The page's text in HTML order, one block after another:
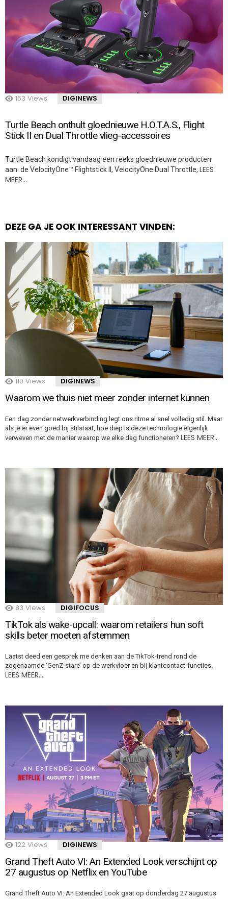
153 Views DIGINEWS
Turtle Beach onthult gloednieuwe H.O.T.A.S., Flight
Stick II en Dual Throttle vlieg-accessoires
Turtle Beach kondigt vandaag een reeks gloednieuwe producten
aan: de VelocityOne™ Flightstick II, VelocityOne Dual Throttle, LEES
MEER…
DEZE GA JE OOK INTERESSANT VINDEN:
110 Views DIGINEWS
Waarom we thuis niet meer zonder internet kunnen
Een dag zonder netwerkverbinding legt ons ritme al snel volledig stil. Maar
als je er even goed bij stilstaat, hoe diep is deze technologie eigenlijk
verweven met de manier waarop we elke dag functioneren? LEES MEER…
83 Views DIGIFOCUS
TikTok als wake-upcall: waarom retailers hun soft
skills beter moeten afstemmen
Laatst deed een gesprek me denken aan de TikTok-trend rond de
zogenaamde ‘GenZ-stare’ op de werkvloer en bij klantcontact-functies.
LEES MEER…
122 Views DIGINEWS
Grand Theft Auto VI: An Extended Look verschijnt op
27 augustus op Netflix en YouTube
Grand Theft Auto VI: An Extended Look gaat op donderdag 27 augustus